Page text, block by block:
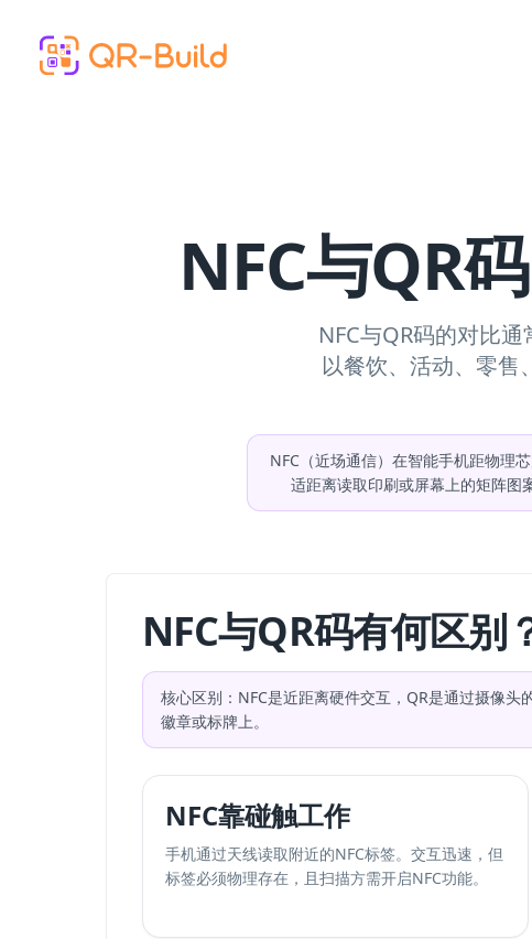
NFC与QR
NFC与QR码的对比
以餐饮、活动、零售
NFC（近场通信）在智能手机距物理
适距离读取印刷或屏幕上的矩阵图
NFC与QR码有何区别
核心区别：NFC是近距离硬件交互，QR是通过摄像头
徽章或标牌上。
NFC靠碰触工作
手机通过天线读取附近的NFC标签。交互迅速，但
标签必须物理存在，且扫描方需开启NFC功能。